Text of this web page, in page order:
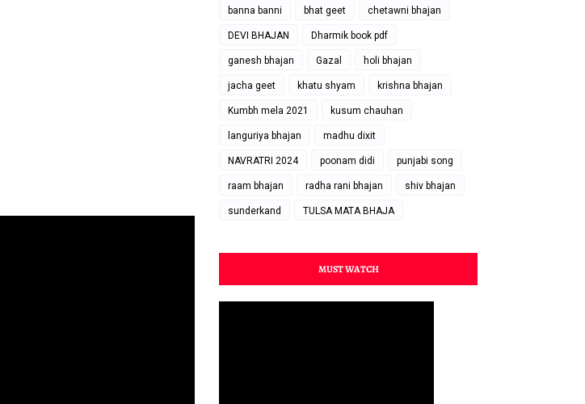
banna banni bhat geet chetawni bhajan
DEVI BHAJAN Dharmik book pdf
ganesh bhajan Gazal holi bhajan
jacha geet khatu shyam krishna bhajan
Kumbh mela 2021 kusum chauhan
languriya bhajan madhu dixit
NAVRATRI 2024 poonam didi punjabi song
raam bhajan radha rani bhajan shiv bhajan
sunderkand TULSA MATA BHAJA
MUST WATCH